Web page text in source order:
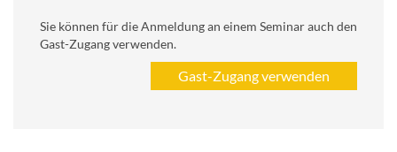
Sie können für die Anmeldung an einem Seminar auch den
Gast-Zugang verwenden.